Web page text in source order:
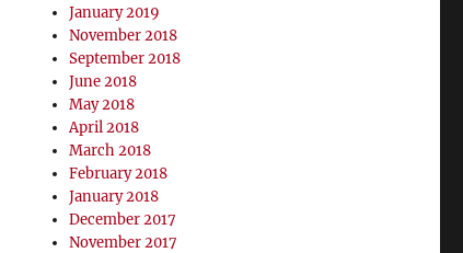
January 2019
November 2018
September 2018
June 2018
May 2018
April 2018
March 2018
February 2018
January 2018
December 2017
November 2017